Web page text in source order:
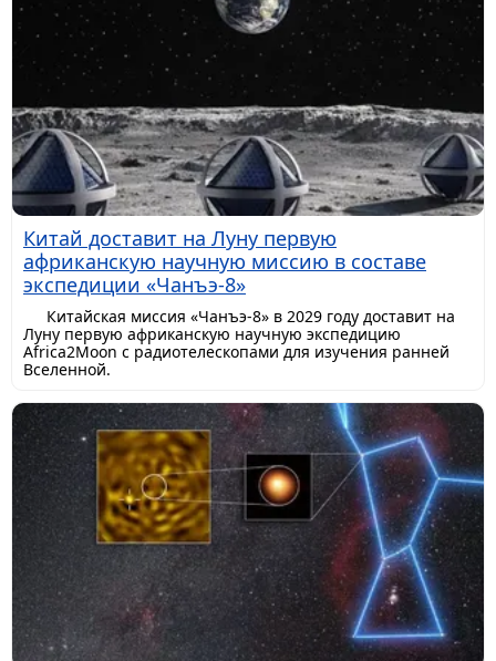
Китай доставит на Луну первую
африканскую научную миссию в составе
экспедиции «Чанъэ-8»
Китайская миссия «Чанъэ-8» в 2029 году доставит на
Луну первую африканскую научную экспедицию
Africa2Moon с радиотелескопами для изучения ранней
Вселенной.